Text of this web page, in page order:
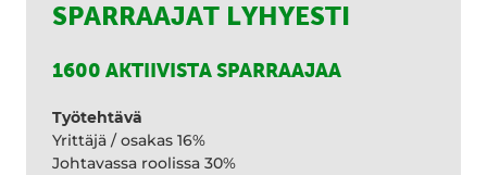
SPARRAAJAT LYHYESTI
1600 AKTIIVISTA SPARRAAJAA
Työtehtävä
Yrittäjä / osakas 16%
Johtavassa roolissa 30%